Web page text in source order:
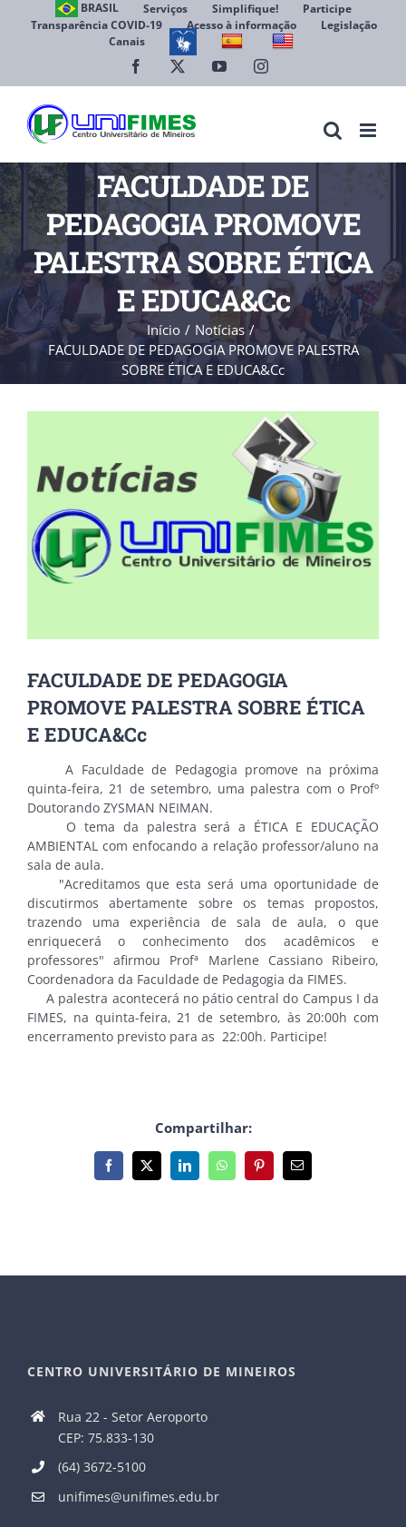
BRASIL Serviços Simplifique!
Participe
Transparência COVID-19
Acesso à informação
Legislação
Canais
Facebook YouTubeInstagram
FACULDADE DE
PEDAGOGIA PROMOVE
PALESTRA SOBRE ÉTICA
E EDUCA&Cc
Início
Notícias
FACULDADE DE PEDAGOGIA PROMOVE PALESTRA
SOBRE ÉTICA E EDUCA&Cc
FACULDADE DE PEDAGOGIA
PROMOVE PALESTRA SOBRE ÉTICA
E EDUCA&Cc
A Faculdade de Pedagogia promove na próxima
quinta-feira, 21 de setembro, uma palestra com o Profº
Doutorando ZYSMAN NEIMAN.
O tema da palestra será a ÉTICA E EDUCAÇÃO
AMBIENTAL com enfocando a relação professor/aluno na
sala de aula.
"Acreditamos que esta será uma oportunidade de
discutirmos abertamente sobre os temas propostos,
trazendo uma experiência de sala de aula, o que
enriquecerá o conhecimento dos acadêmicos e
professores" afirmou Profª Marlene Cassiano Ribeiro,
Coordenadora da Faculdade de Pedagogia da FIMES.
A palestra acontecerá no pátio central do Campus I da
FIMES, na quinta-feira, 21 de setembro, às 20:00h com
encerramento previsto para as 22:00h. Participe!
Compartilhar:
Facebook
X LinkedInWhatsAppPinterest
E-
mail
CENTRO UNIVERSITÁRIO DE MINEIROS
Rua 22 - Setor Aeroporto
CEP: 75.833-130
(64) 3672-5100
unifimes@unifimes.edu.br